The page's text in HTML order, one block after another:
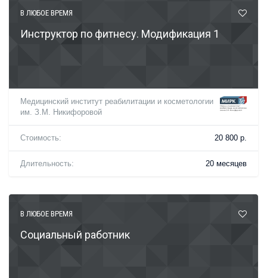
В ЛЮБОЕ ВРЕМЯ
Инструктор по фитнесу. Модификация 1
Медицинский институт реабилитации и косметологии
им. З.М. Никифоровой
Стоимость: 20 800 р.
Длительность: 20 месяцев
В ЛЮБОЕ ВРЕМЯ
Социальный работник